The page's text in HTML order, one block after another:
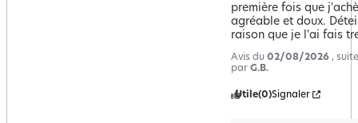
première fois que
agréable et doux.
raison que je l'ai fais
Avis du 02/08/2026 ,
par G.B.
Utile(0)Signaler